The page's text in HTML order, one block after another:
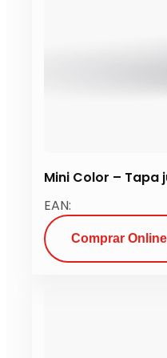
Mini Color –
EAN:
Comprar Online